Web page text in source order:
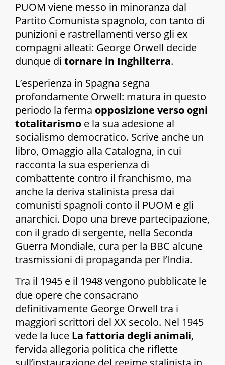
PUOM viene messo in minoranza dal
Partito Comunista spagnolo, con tanto di
punizioni e rastrellamenti verso gli ex
compagni alleati: George Orwell decide
dunque di tornare in Inghilterra.
L’esperienza in Spagna segna
profondamente Orwell: matura in questo
periodo la ferma opposizione verso ogni
totalitarismo e la sua adesione al
socialismo democratico. Scrive anche un
libro, Omaggio alla Catalogna, in cui
racconta la sua esperienza di
combattente contro il franchismo, ma
anche la deriva stalinista presa dai
comunisti spagnoli conto il PUOM e gli
anarchici. Dopo una breve partecipazione,
con il grado di sergente, nella Seconda
Guerra Mondiale, cura per la BBC alcune
trasmissioni di propaganda per l’India.
Tra il 1945 e il 1948 vengono pubblicate le
due opere che consacrano
definitivamente George Orwell tra i
maggiori scrittori del XX secolo. Nel 1945
vede la luce La fattoria degli animali,
fervida allegoria politica che riflette